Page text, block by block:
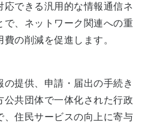
応できる汎用的な情報通信ネ
で、ネットワーク関連への重
の削減を促進します。
提供、申請・届出の手続き
共団体で一体化された行政
、住民サービスの向上に寄与